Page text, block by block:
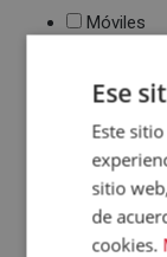
Móviles
Ese
Este
sitio
de
cookies.